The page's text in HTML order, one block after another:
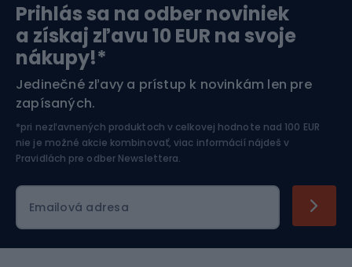
Orientačný beh
Lyžovanie
Športová elektronika
Jazdectvo
Prihlás sa na odber noviniek
a získaj zľavu 10 EUR na svoje
nákupy!*
Jedinečné zľavy a prístup k novinkám len pre
zapísaných.
*pri nezľavnených produktoch v celkovej hodnote nad 100 EUR
nie je možné akcie kombinovať, viac informácií nájdeš v
Pravidlách pre odber Newslettera.
Emailová adresa